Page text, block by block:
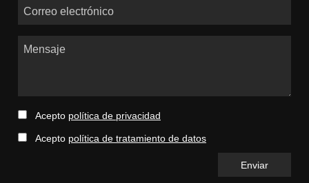
Correo electrónico
Mensaje
Acepto política de privacidad
Acepto política de tratamiento de datos